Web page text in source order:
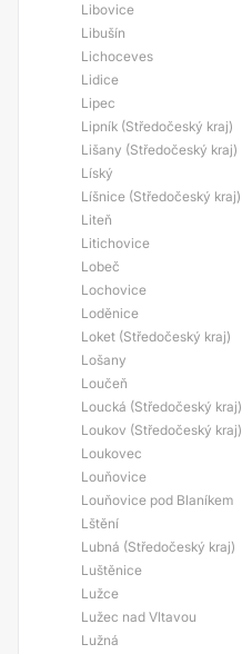
Libovice
Libušín
Lichoceves
Lidice
Lipec
Lipník (Středočeský kraj)
Lišany (Středočeský kraj)
Líský
Líšnice (Středočeský kraj)
Liteň
Litichovice
Lobeč
Lochovice
Loděnice
Loket (Středočeský kraj)
Lošany
Loučeň
Loucká (Středočeský kraj)
Loukov (Středočeský kraj)
Loukovec
Louňovice
Louňovice pod Blaníkem
Lštění
Lubná (Středočeský kraj)
Luštěnice
Lužce
Lužec nad Vltavou
Lužná